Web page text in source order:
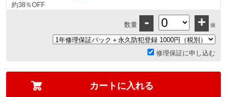
約38％OFF
数量 - + 個
修理保証に申し込む